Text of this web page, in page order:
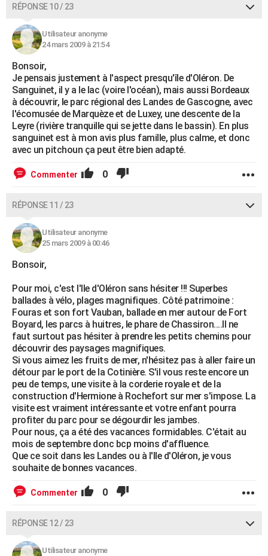
RÉPONSE 10 / 23
Utilisateur anonyme
24 mars 2009 à 21:54
Bonsoir,
Je pensais justement à l'aspect presqu'île d'Oléron. De
Sanguinet, il y a le lac (voire l'océan), mais aussi Bordeaux
à découvrir, le parc régional des Landes de Gascogne, avec
l'écomusée de Marquèze et de Luxey, une descente de la
Leyre (rivière tranquille qui se jette dans le bassin). En plus
sanguinet est à mon avis plus famille, plus calme, et donc
avec un pitchoun ça peut être bien adapté.
Commenter 0
RÉPONSE 11 / 23
Utilisateur anonyme
25 mars 2009 à 00:46
Bonsoir,
Pour moi, c'est l'Ile d'Oléron sans hésiter !!! Superbes
ballades à vélo, plages magnifiques. Côté patrimoine :
Fouras et son fort Vauban, ballade en mer autour de Fort
Boyard, les parcs à huitres, le phare de Chassiron....Il ne
faut surtout pas hésiter à prendre les petits chemins pour
découvrir des paysages magnifiques.
Si vous aimez les fruits de mer, n'hésitez pas à aller faire un
détour par le port de la Cotinière. S'il vous reste encore un
peu de temps, une visite à la corderie royale et de la
construction d'Hermione à Rochefort sur mer s'impose. La
visite est vraiment intéressante et votre enfant pourra
profiter du parc pour se dégourdir les jambes.
Pour nous, ça a été des vacances formidables. C'était au
mois de septembre donc bcp moins d'affluence.
Que ce soit dans les Landes ou à l'Ile d'Oléron, je vous
souhaite de bonnes vacances.
Commenter 0
RÉPONSE 12 / 23
Utilisateur anonyme